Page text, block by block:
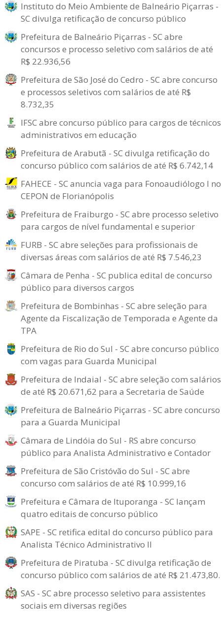
Instituto do Meio Ambiente de Balneário Piçarras -
SC divulga retificação de concurso público
Prefeitura de Balneário Piçarras - SC abre
concursos e processo seletivo com salários de até
R$ 22.936,56
Prefeitura de São José do Cedro - SC abre concurso
e processos seletivos com salários de até R$
8.732,35
IFSC abre concurso público para cargos de técnicos
administrativos em educação
Prefeitura de Arabutã - SC divulga retificação do
concurso público com salários de até R$ 6.742,14
FAHECE - SC anuncia vaga para Fonoaudiólogo I no
CEPON de Florianópolis
Prefeitura de Fraiburgo - SC abre processo seletivo
para cargos de nível fundamental e superior
FURB - SC abre seleções para profissionais de
diversas áreas com salários de até R$ 7.546,23
Câmara de Penha - SC publica edital de concurso
público para diversos cargos
Prefeitura de Bombinhas - SC abre seleção para
Agente da Fiscalização de Temporada e Agente da
TPA
Prefeitura de Rio do Sul - SC abre concurso público
com vagas para Guarda Municipal
Prefeitura de Indaial - SC abre seleção com salários
de até R$ 20.671,62 para a Secretaria de Saúde
Prefeitura de Balneário Piçarras - SC abre concurso
para a Guarda Municipal
Câmara de Lindóia do Sul - RS abre concurso
público para Analista Administrativo e Contador
Prefeitura de São Cristóvão do Sul - SC abre
concurso com salários de até R$ 10.999,16
Prefeitura e Câmara de Ituporanga - SC lançam
quatro editais de concurso público
SAPE - SC retifica edital do concurso público para
Analista Técnico Administrativo II
Prefeitura de Piratuba - SC divulga retificação de
concurso público com salários de até R$ 21.473,80.
SAS - SC abre processo seletivo para assistentes
sociais em diversas regiões